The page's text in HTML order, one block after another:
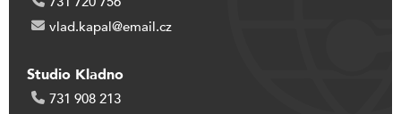
vlad.kapal@email.cz
Studio Kladno
731 908 213